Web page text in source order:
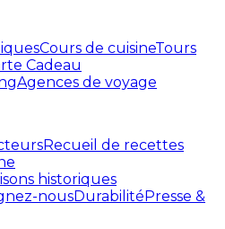
Cours de cuisineTours
Cadeau
Agences de voyage
Recueil de recettes
historiques
nousDurabilitéPresse &